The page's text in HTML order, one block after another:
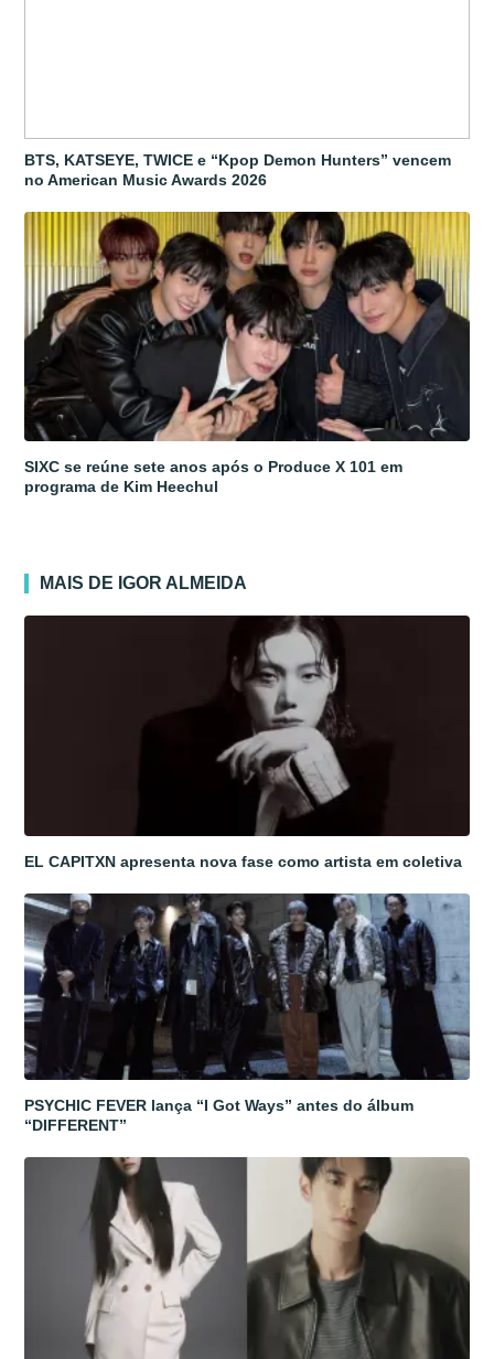
BTS, KATSEYE, TWICE e “Kpop Demon Hunters” vencem
no American Music Awards 2026
SIXC se reúne sete anos após o Produce X 101 em
programa de Kim Heechul
MAIS DE IGOR ALMEIDA
EL CAPITXN apresenta nova fase como artista em coletiva
PSYCHIC FEVER lança “I Got Ways” antes do álbum
“DIFFERENT”